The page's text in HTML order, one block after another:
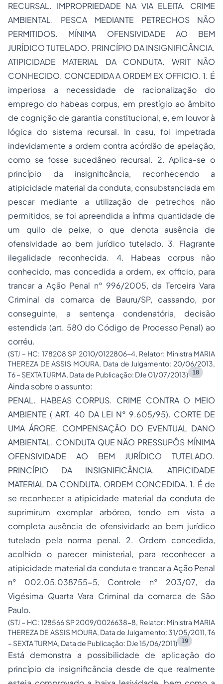
RECURSAL. IMPROPRIEDADE NA VIA ELEITA. CRIME
AMBIENTAL. PESCA MEDIANTE PETRECHOS NÃO
PERMITIDOS. MÍNIMA OFENSIVIDADE AO BEM
JURÍDICO TUTELADO. PRINCÍPIO DA INSIGNIFICÂNCIA.
ATIPICIDADE MATERIAL DA CONDUTA. WRIT NÃO
CONHECIDO. CONCEDIDA A ORDEM EX OFFICIO. 1. É
imperiosa a necessidade de racionalização do
emprego do habeas corpus, em prestígio ao âmbito
de cognição de garantia constitucional, e, em louvor à
lógica do sistema recursal. In casu, foi impetrada
indevidamente a ordem contra acórdão de apelação,
como se fosse sucedâneo recursal. 2. Aplica-se o
princípio da insignificância, reconhecendo a
atipicidade material da conduta, consubstanciada em
pescar mediante a utilização de petrechos não
permitidos, se foi apreendida a ínfima quantidade de
um quilo de peixe, o que denota ausência de
ofensividade ao bem jurídico tutelado. 3. Flagrante
ilegalidade reconhecida. 4. Habeas corpus não
conhecido, mas concedida a ordem, ex officio, para
trancar a Ação Penal n° 996/2005, da Terceira Vara
Criminal da comarca de Bauru/SP, cassando, por
conseguinte, a sentença condenatória, decisão
estendida (art. 580 do Código de Processo Penal) ao
corréu.
(STJ – HC: 178208 SP 2010/0122806-4, Relator: Ministra MARIA
THEREZA DE ASSIS MOURA, Data de Julgamento: 20/06/2013,
T6 – SEXTA TURMA, Data de Publicação: DJe 01/07/2013)
18
Ainda sobre o assunto:
PENAL. HABEAS CORPUS. CRIME CONTRA O MEIO
AMBIENTE ( ART. 40 DA LEI N° 9.605/95). CORTE DE
UMA ÁRORE. COMPENSAÇÃO DO EVENTUAL DANO
AMBIENTAL. CONDUTA QUE NÃO PRESSUPÔS MÍNIMA
OFENSIVIDADE AO BEM JURÍDICO TUTELADO.
PRINCÍPIO DA INSIGNIFICÂNCIA. ATIPICIDADE
MATERIAL DA CONDUTA. ORDEM CONCEDIDA. 1. É de
se reconhecer a atipicidade material da conduta de
suprimirum exemplar arbóreo, tendo em vista a
completa ausência de ofensividade ao bem jurídico
tutelado pela norma penal. 2. Ordem concedida,
acolhido o parecer ministerial, para reconhecer a
atipicidade material da conduta e trancar a Ação Penal
n° 002.05.038755-5, Controle n° 203/07, da
Vigésima Quarta Vara Criminal da comarca de São
Paulo.
(STJ – HC: 128566 SP 2009/0026638-8, Relator: Ministra MARIA
THEREZA DE ASSIS MOURA, Data de Julgamento: 31/05/2011, T6
– SEXTA TURMA, Data de Publicação: DJe 15/06/2011)
19
Está demonstra a possibilidade de aplicação do
princípio da insignificância desde de que realmente